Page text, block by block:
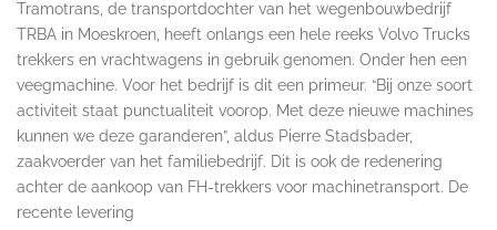
Tramotrans, de transportdochter van het wegenbouwbedrijf
TRBA in Moeskroen, heeft onlangs een hele reeks Volvo Trucks
trekkers en vrachtwagens in gebruik genomen. Onder hen een
veegmachine. Voor het bedrijf is dit een primeur. “Bij onze soort
activiteit staat punctualiteit voorop. Met deze nieuwe machines
kunnen we deze garanderen”, aldus Pierre Stadsbader,
zaakvoerder van het familiebedrijf. Dit is ook de redenering
achter de aankoop van FH-trekkers voor machinetransport. De
recente levering